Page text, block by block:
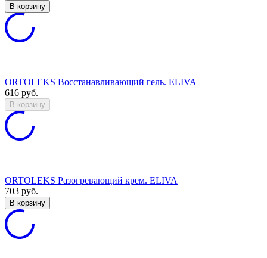
В корзину
ORTOLEKS Восстанавливающий гель. ELIVA
616 руб.
В корзину
ORTOLEKS Разогревающий крем. ELIVA
703 руб.
В корзину